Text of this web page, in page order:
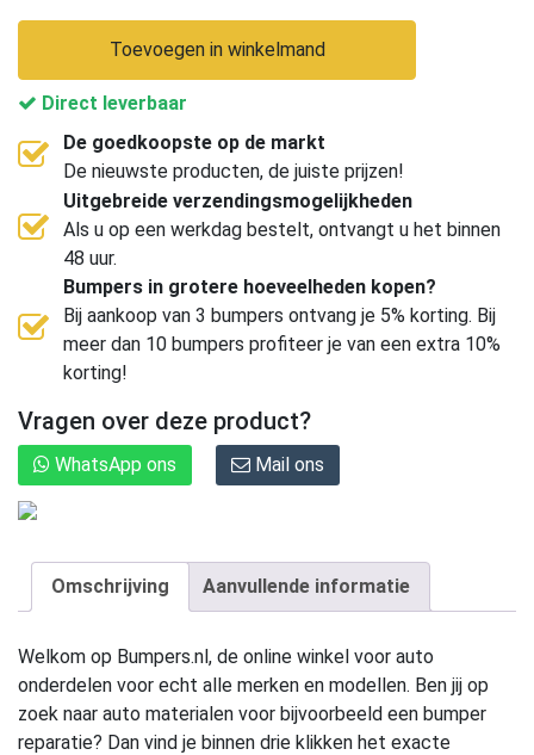
Toevoegen in winkelmand
Direct leverbaar
De goedkoopste op de markt
De nieuwste producten, de juiste prijzen!
Uitgebreide verzendingsmogelijkheden
Als u op een werkdag bestelt, ontvangt u het binnen
48 uur.
Bumpers in grotere hoeveelheden kopen?
Bij aankoop van 3 bumpers ontvang je 5% korting. Bij
meer dan 10 bumpers profiteer je van een extra 10%
korting!
Vragen over deze product?
WhatsApp ons Mail ons
Omschrijving Aanvullende informatie
Welkom op Bumpers.nl, de online winkel voor auto
onderdelen voor echt alle merken en modellen. Ben jij op
zoek naar auto materialen voor bijvoorbeeld een bumper
reparatie? Dan vind je binnen drie klikken het exacte